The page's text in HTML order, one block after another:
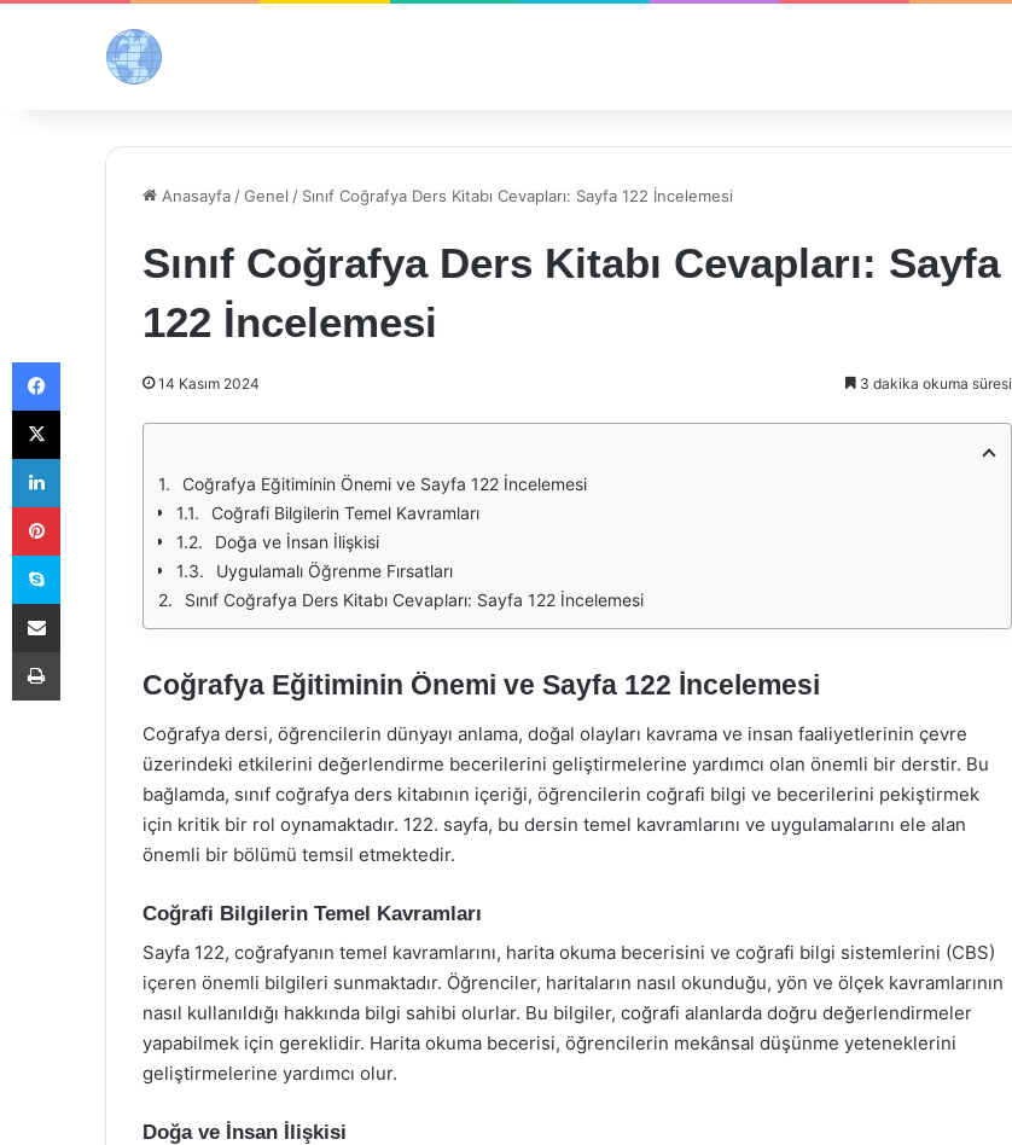
Anasayfa /Genel / Sınıf Coğrafya Ders Kitabı Cevapları: Sayfa 122 İncelemesi
Sınıf Coğrafya Ders Kitabı Cevapları: Sayfa
122 İncelemesi
14 Kasım 2024 3 dakika okuma süresi
Coğrafya Eğitiminin Önemi ve Sayfa 122 İncelemesi
Coğrafi Bilgilerin Temel Kavramları
Doğa ve İnsan İlişkisi
Uygulamalı Öğrenme Fırsatları
Sınıf Coğrafya Ders Kitabı Cevapları: Sayfa 122 İncelemesi
Coğrafya Eğitiminin Önemi ve Sayfa 122 İncelemesi
Coğrafya dersi, öğrencilerin dünyayı anlama, doğal olayları kavrama ve insan faaliyetlerinin çevre
üzerindeki etkilerini değerlendirme becerilerini geliştirmelerine yardımcı olan önemli bir derstir. Bu
bağlamda, sınıf coğrafya ders kitabının içeriği, öğrencilerin coğrafi bilgi ve becerilerini pekiştirmek
için kritik bir rol oynamaktadır. 122. sayfa, bu dersin temel kavramlarını ve uygulamalarını ele alan
önemli bir bölümü temsil etmektedir.
Coğrafi Bilgilerin Temel Kavramları
Sayfa 122, coğrafyanın temel kavramlarını, harita okuma becerisini ve coğrafi bilgi sistemlerini (CBS)
içeren önemli bilgileri sunmaktadır. Öğrenciler, haritaların nasıl okunduğu, yön ve ölçek kavramlarının
nasıl kullanıldığı hakkında bilgi sahibi olurlar. Bu bilgiler, coğrafi alanlarda doğru değerlendirmeler
yapabilmek için gereklidir. Harita okuma becerisi, öğrencilerin mekânsal düşünme yeteneklerini
geliştirmelerine yardımcı olur.
Doğa ve İnsan İlişkisi
Facebook
X
LinkedIn
Pinterest
Skype
E-Posta ile paylaş